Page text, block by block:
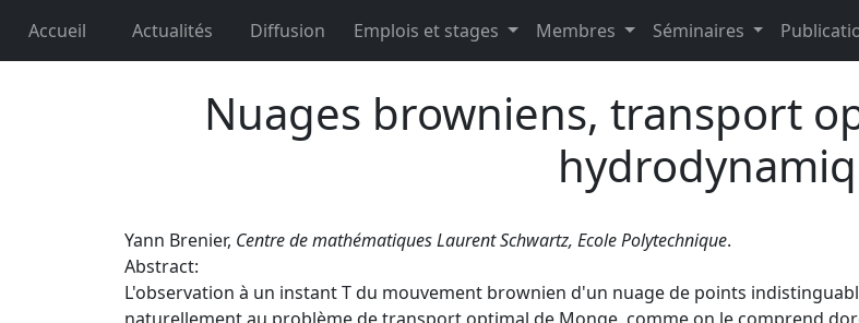
Accueil Actualités Diffusion Emplois et stages Membres Séminaires
Nuages browniens, transport
Yann Brenier, Centre de mathématiques Laurent Schwartz, Ecole Polytechnique.
Abstract:
L'observation à un instant T du mouvement brownien d'un nuage de points